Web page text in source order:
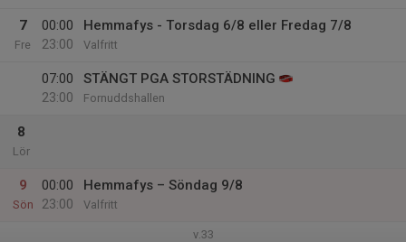
7
Fre
00:00
23:00
Hemmafys - Torsdag 6/8 eller Fredag 7/8
Valfritt
07:00
23:00
STÄNGT PGA STORSTÄDNING
Fornuddshallen
8
Lör
9
Sön
00:00
23:00
Hemmafys – Söndag 9/8
Valfritt
v.33